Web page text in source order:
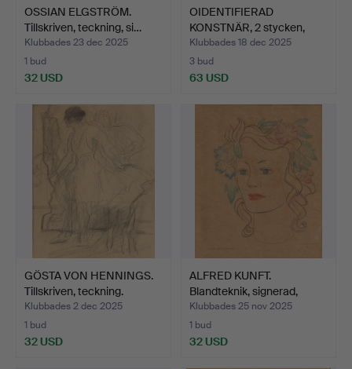
OSSIAN ELGSTRÖM.
Tillskriven, teckning, si…
Klubbades 23 dec 2025
1 bud
32 USD
OIDENTIFIERAD
KONSTNÄR, 2 stycken,
signera…
Klubbades 18 dec 2025
3 bud
63 USD
GÖSTA VON HENNINGS.
Tillskriven, teckning.
Klubbades 2 dec 2025
1 bud
32 USD
ALFRED KUNFT.
Blandteknik, signerad,
dater…
Klubbades 25 nov 2025
1 bud
32 USD